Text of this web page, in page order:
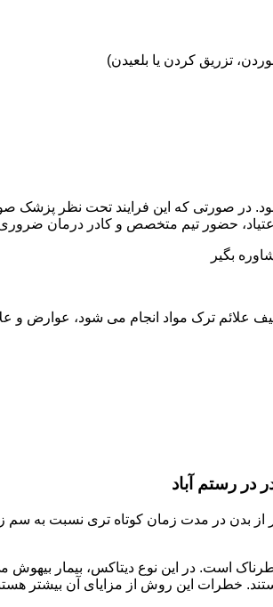
تزریق کردن یا بلعیدن)
صورتی که این فرایند تحت نظر پزشک
حضور تیم متخصص و کادر درمان
بگیر
علائم ترک مواد انجام می شود، عوارض و
در رستم آباد
بدن در مدت زمان کوتاه تری نسبت به سم
است. در این نوع دیتاکس، بیمار بیهوش
خطرات این روش از مزایای آن بیشتر